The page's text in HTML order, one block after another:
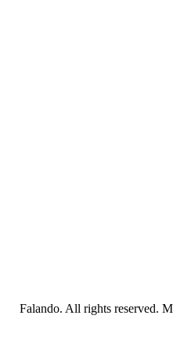
© 2026 Falando. All rights